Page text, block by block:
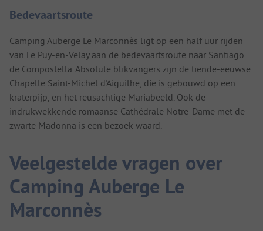
Bedevaartsroute
Camping Auberge Le Marconnès ligt op een half uur rijden
van Le Puy-en-Velay aan de bedevaartsroute naar Santiago
de Compostella. Absolute blikvangers zijn de tiende-eeuwse
Chapelle Saint-Michel d'Aiguilhe, die is gebouwd op een
kraterpijp, en het reusachtige Mariabeeld. Ook de
indrukwekkende romaanse Cathédrale Notre-Dame met de
zwarte Madonna is een bezoek waard.
Veelgestelde vragen over
Camping Auberge Le
Marconnès